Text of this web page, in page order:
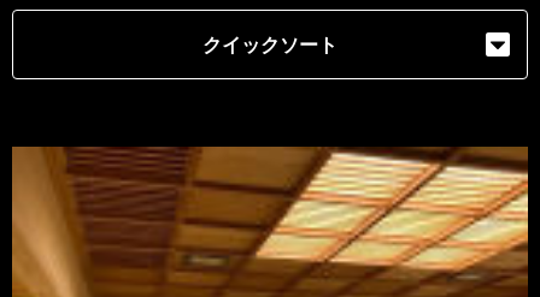
クイックソート